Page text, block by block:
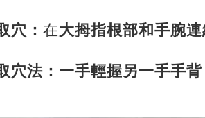
穴： 在大拇指根部和手腕
穴法：一手輕握另一手手